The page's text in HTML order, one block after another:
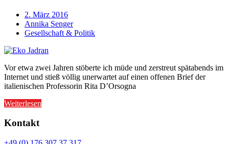
2. März 2016
Annika Senger
Gesellschaft & Politik
Vor etwa zwei Jahren stöberte ich müde und zerstreut spätabends im
Internet und stieß völlig unerwartet auf einen offenen Brief der
italienischen Professorin Rita D’Orsogna
Weiterlesen
Kontakt